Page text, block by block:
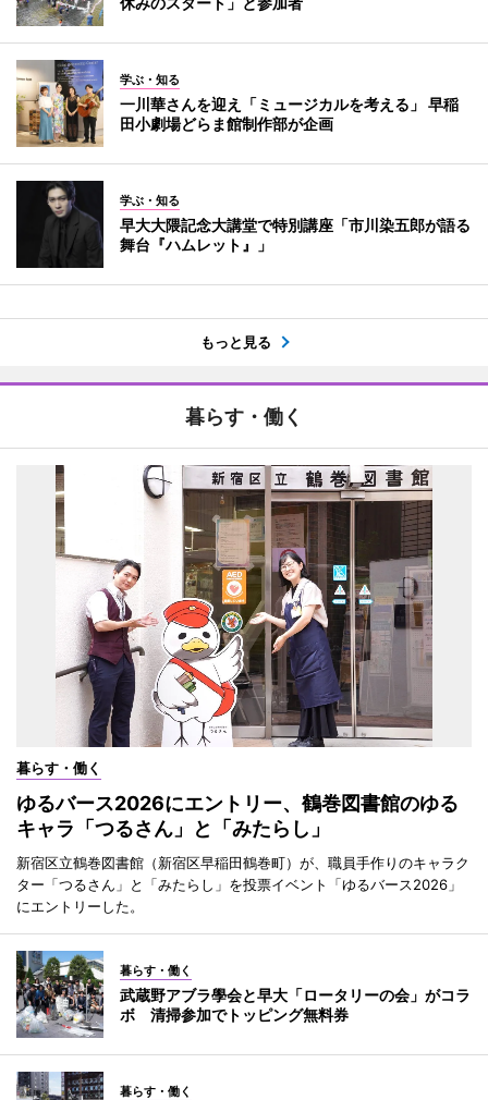
学ぶ・知る
一川華さんを迎え「ミュージカルを考える」 早稲
田小劇場どらま館制作部が企画
学ぶ・知る
早大大隈記念大講堂で特別講座「市川染五郎が語る
舞台『ハムレット』」
もっと見る
暮らす・働く
暮らす・働く
ゆるバース2026にエントリー、鶴巻図書館のゆる
キャラ「つるさん」と「みたらし」
新宿区立鶴巻図書館（新宿区早稲田鶴巻町）が、職員手作りのキャラク
ター「つるさん」と「みたらし」を投票イベント「ゆるバース2026」
にエントリーした。
暮らす・働く
武蔵野アブラ學会と早大「ロータリーの会」がコラ
ボ 清掃参加でトッピング無料券
暮らす・働く